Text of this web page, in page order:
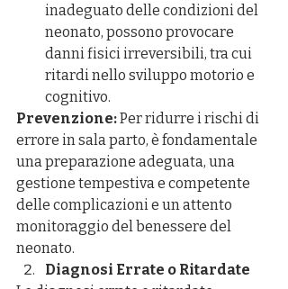
inadeguato delle condizioni del
neonato, possono provocare
danni fisici irreversibili, tra cui
ritardi nello sviluppo motorio e
cognitivo.
Prevenzione: Per ridurre i rischi di
errore in sala parto, è fondamentale
una preparazione adeguata, una
gestione tempestiva e competente
delle complicazioni e un attento
monitoraggio del benessere del
neonato.
Diagnosi Errate o Ritardate